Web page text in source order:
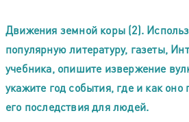
Движения земной коры (2).
популярную литературу, газеты,
учебника, опишите извержение
укажите год события, где и как
его последствия для людей.